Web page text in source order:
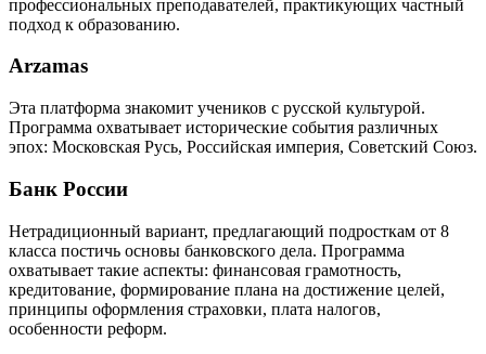
профессиональных преподавателей, практикующих частный
подход к образованию.
Arzamas
Эта платформа знакомит учеников с русской культурой.
Программа охватывает исторические события различных
эпох: Московская Русь, Российская империя, Советский Союз.
Банк России
Нетрадиционный вариант, предлагающий подросткам от 8
класса постичь основы банковского дела. Программа
охватывает такие аспекты: финансовая грамотность,
кредитование, формирование плана на достижение целей,
принципы оформления страховки, плата налогов,
особенности реформ.